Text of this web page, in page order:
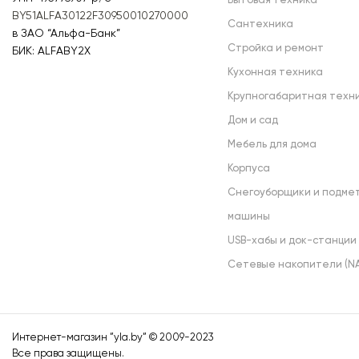
BY51ALFA30122F30950010270000
в ЗАО “Альфа-Банк”
БИК: ALFABY2X
Сантехника
Стройка и ремонт
Кухонная техника
Крупногабаритная
Дом и сад
Мебель для дома
Корпуса
Снегоуборщики и
машины
USB-хабы и док-станции
Сетевые накопители
Интернет-магазин ”yla.by” © 2009-2023
Все права защищены.